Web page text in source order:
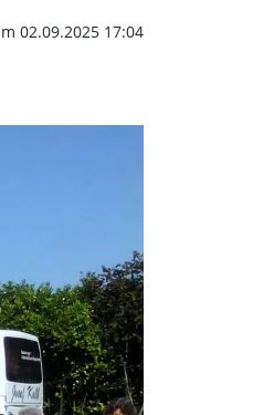
02.09.2025 17:04